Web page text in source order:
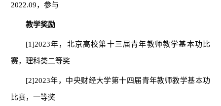
2022.09，参与
教学奖励
[1]2023年，北京高校第十三届青年教师教学基本功比
赛，理科类二等奖
[2]2023年，中央财经大学第十四届青年教师教学基本功
比赛，一等奖